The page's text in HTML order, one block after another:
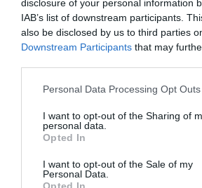
disclosure of your personal information
IAB’s list of downstream participants.
also be disclosed by us to third parties
Downstream Participants that may
Please note that this website/app uses
not limited to your visit or usage
grant or deny consent to Google and its
use your data for below specified
consent section.
Personal Data Processing Opt Outs
I want to opt-out of the Sharing of
personal data.
Opted In
I want to opt-out of the Sale of my
Personal Data.
Opted In
A süllő az akadóban van
Igen, az esetek egy részében ez igaz
érdemes mérlegelni, hogy ki is tudjuk-
Ha a sűrűben horgászunk, ehhez
felszerelést használunk. Nincs
fontos a megfelelő méretű ólom is,
lecövekeljük a cuccot, a jó süllő